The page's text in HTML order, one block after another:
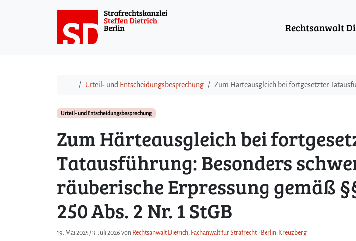
Rechtsanwalt
StartUrteil- und Entscheidungsbesprechung Zum Härteausgleich bei fortgesetzter
Urteil- und Entscheidungsbesprechung
Zum Härteausgleich bei
Tatausführung: Besonders
räuberische Erpressung gemäß
250 Abs. 2 Nr. 1 StGB
19. Mai 2025 /3. Juli 2026 von Rechtsanwalt Dietrich, Fachanwalt für Strafrecht - Berlin-Kreuzberg